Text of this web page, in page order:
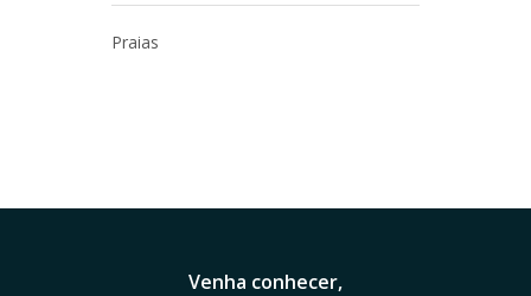
Praias
Venha conhecer,